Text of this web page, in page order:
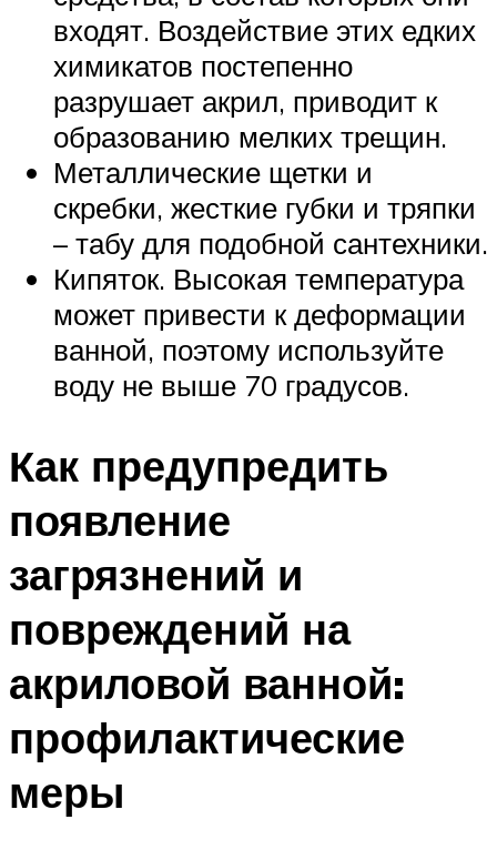
входят. Воздействие этих едких
химикатов постепенно
разрушает акрил, приводит к
образованию мелких трещин.
Металлические щетки и
скребки, жесткие губки и тряпки
– табу для подобной сантехники.
Кипяток. Высокая температура
может привести к деформации
ванной, поэтому используйте
воду не выше 70 градусов.
Как предупредить
появление
загрязнений и
повреждений на
акриловой ванной:
профилактические
меры